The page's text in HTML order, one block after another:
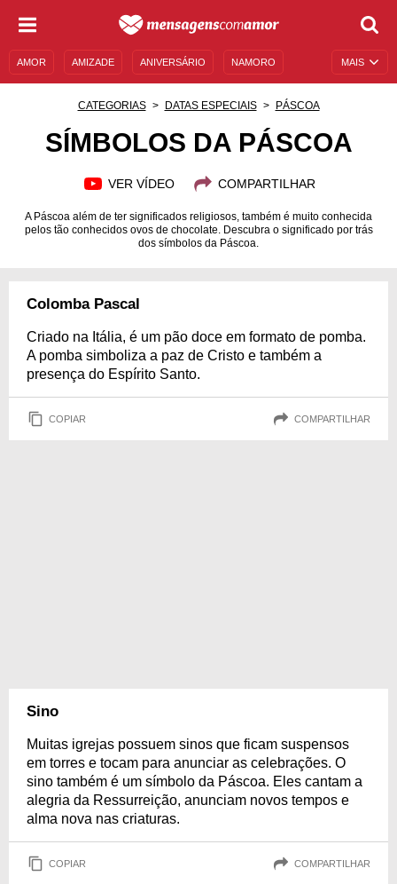
MAIS
AMOR AMIZADE ANIVERSÁRIO NAMORO
UNIVERSO FEMININO DESCULPAS
CATEGORIAS DATAS ESPECIAIS PÁSCOA
SÍMBOLOS DA PÁSCOA
VER VÍDEO COMPARTILHAR
A Páscoa além de ter significados religiosos, também é muito conhecida
pelos tão conhecidos ovos de chocolate. Descubra o significado por trás
dos símbolos da Páscoa.
Colomba Pascal
Criado na Itália, é um pão doce em formato de pomba.
A pomba simboliza a paz de Cristo e também a
presença do Espírito Santo.
COPIAR COMPARTILHAR
Sino
Muitas igrejas possuem sinos que ficam suspensos
em torres e tocam para anunciar as celebrações. O
sino também é um símbolo da Páscoa. Eles cantam a
alegria da Ressurreição, anunciam novos tempos e
alma nova nas criaturas.
COPIAR COMPARTILHAR